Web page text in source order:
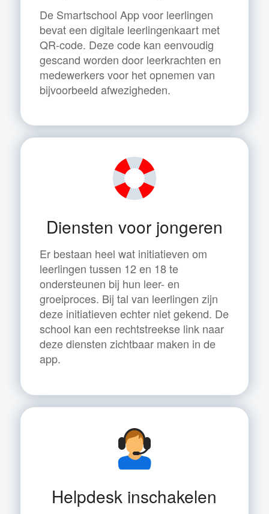
De Smartschool App voor leerlingen
bevat een digitale leerlingenkaart met
QR-code. Deze code kan eenvoudig
gescand worden door leerkrachten en
medewerkers voor het opnemen van
bijvoorbeeld afwezigheden.
Diensten voor jongeren
Er bestaan heel wat initiatieven om
leerlingen tussen 12 en 18 te
ondersteunen bij hun leer- en
groeiproces. Bij tal van leerlingen zijn
deze initiatieven echter niet gekend. De
school kan een rechtstreekse link naar
deze diensten zichtbaar maken in de
app.
Helpdesk inschakelen